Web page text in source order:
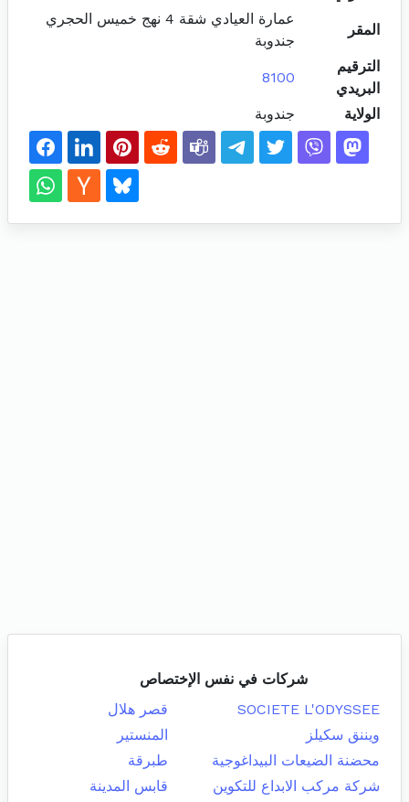
المقر
عمارة العيادي شقة 4 نهج خميس الحجري
جندوبة
الترقيم
البريدي
8100
الولاية جندوبة
شركات في نفس الإختصاص
SOCIETE L'ODYSSEE
قصر هلال
ويننق سكيلز
المنستير
محضنة الضيعات البيداغوجية
طبرقة
شركة مركب الابداع للتكوين
قابس المدينة